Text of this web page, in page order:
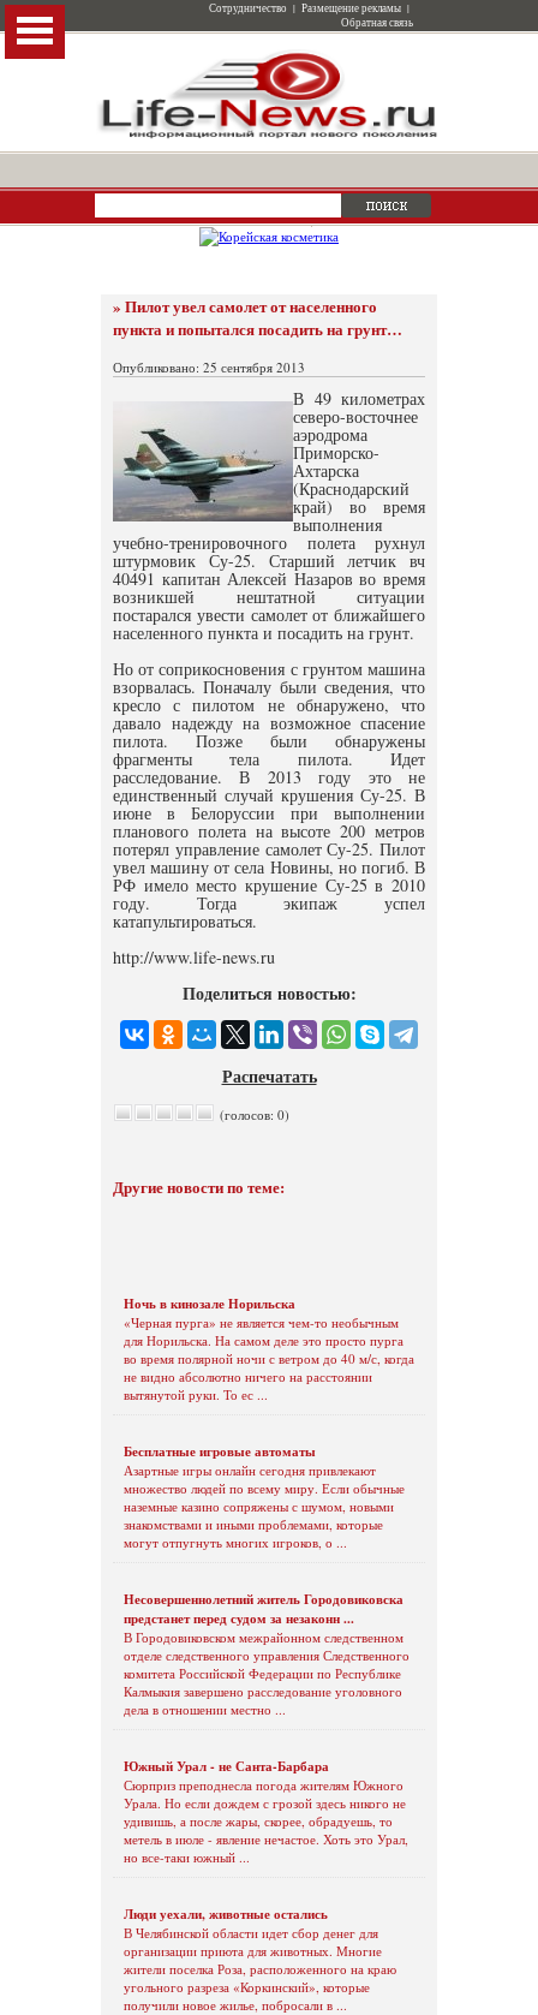
Сотрудничество | Размещение рекламы |
Обратная связь
» Пилот увел самолет от населенного
пункта и попытался посадить на грунт…
Опубликовано: 25 сентября 2013
В 49 километрах
северо-восточнее
аэродрома
Приморско-
Ахтарска
(Краснодарский
край) во время
выполнения
учебно-тренировочного полета рухнул
штурмовик Су-25. Старший летчик вч
40491 капитан Алексей Назаров во время
возникшей нештатной ситуации
постарался увести самолет от ближайшего
населенного пункта и посадить на грунт.
Но от соприкосновения с грунтом машина
взорвалась. Поначалу были сведения, что
кресло с пилотом не обнаружено, что
давало надежду на возможное спасение
пилота. Позже были обнаружены
фрагменты тела пилота. Идет
расследование. В 2013 году это не
единственный случай крушения Су-25. В
июне в Белоруссии при выполнении
планового полета на высоте 200 метров
потерял управление самолет Су-25. Пилот
увел машину от села Новины, но погиб. В
РФ имело место крушение Су-25 в 2010
году. Тогда экипаж успел
катапультироваться.
http://www.life-news.ru
Поделиться новостью:
Распечатать
(голосов: 0)
Другие новости по теме:
Ночь в кинозале Норильска
«Черная пурга» не является чем-то необычным
для Норильска. На самом деле это просто пурга
во время полярной ночи с ветром до 40 м/с, когда
не видно абсолютно ничего на расстоянии
вытянутой руки. То ес ...
Бесплатные игровые автоматы
Азартные игры онлайн сегодня привлекают
множество людей по всему миру. Если обычные
наземные казино сопряжены с шумом, новыми
знакомствами и иными проблемами, которые
могут отпугнуть многих игроков, о ...
Несовершеннолетний житель Городовиковска
предстанет перед судом за незаконн ...
В Городовиковском межрайонном следственном
отделе следственного управления Следственного
комитета Российской Федерации по Республике
Калмыкия завершено расследование уголовного
дела в отношении местно ...
Южный Урал - не Санта-Барбара
Сюрприз преподнесла погода жителям Южного
Урала. Но если дождем с грозой здесь никого не
удивишь, а после жары, скорее, обрадуешь, то
метель в июле - явление нечастое. Хоть это Урал,
но все-таки южный ...
Люди уехали, животные остались
В Челябинской области идет сбор денег для
организации приюта для животных. Многие
жители поселка Роза, расположенного на краю
угольного разреза «Коркинский», которые
получили новое жилье, побросали в ...